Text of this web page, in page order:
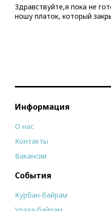
Здравствуйте,я пока не
ношу платок, который
Информация
О нас
Контакты
Вакансии
События
Курбан-байрам